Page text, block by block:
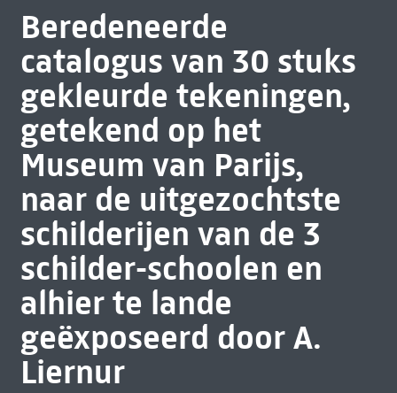
Beredeneerde
catalogus van 30 stuks
gekleurde tekeningen,
getekend op het
Museum van Parijs,
naar de uitgezochtste
schilderijen van de 3
schilder-schoolen en
alhier te lande
geëxposeerd door A.
Liernur